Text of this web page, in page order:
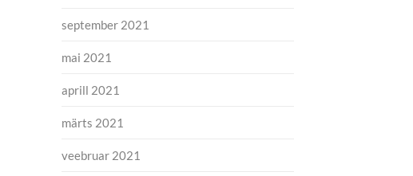
september 2021
mai 2021
aprill 2021
märts 2021
veebruar 2021